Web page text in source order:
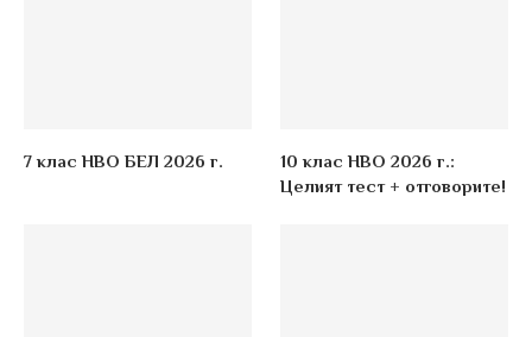
7 клас НВО БЕЛ 2026 г.
10 клас НВО 2026 г.:
Целият тест + отговорите!